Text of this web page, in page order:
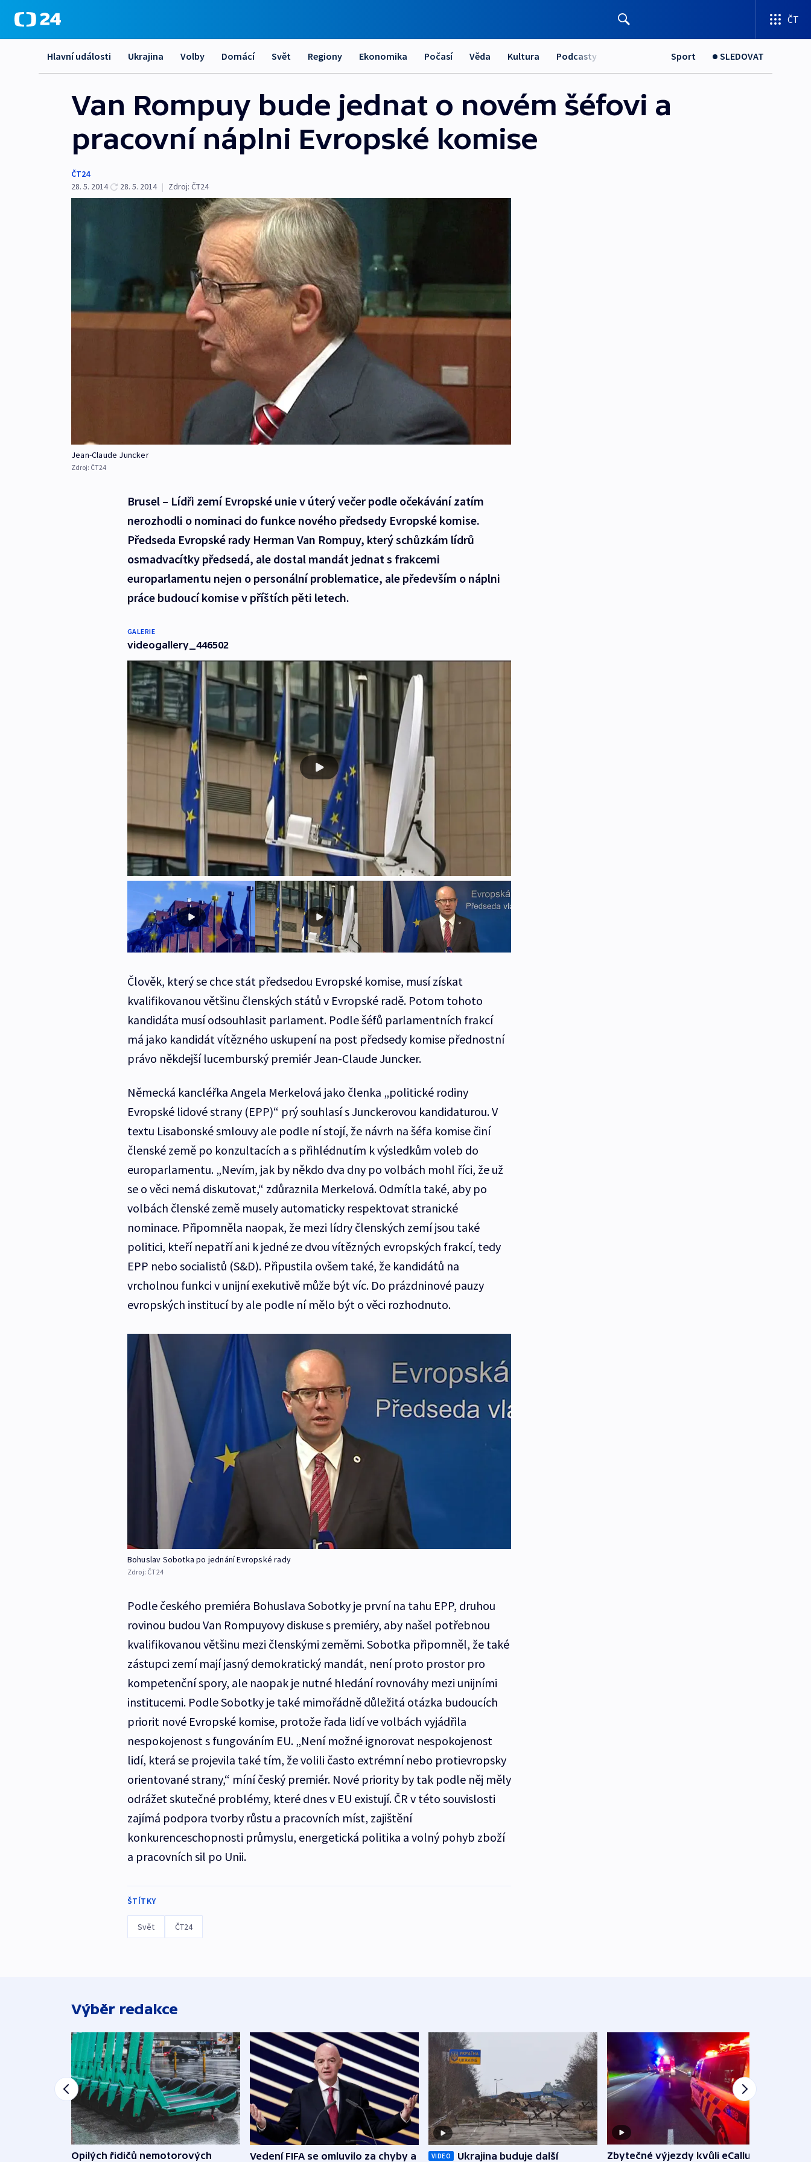
ČT
Hlavní události Ukrajina Volby Domácí Svět Regiony Ekonomika Počasí Věda Kultura Podcasty Sport SLEDOVAT
Van Rompuy bude jednat o novém šéfovi a
pracovní náplni Evropské komise
ČT24
28. 5. 2014
28. 5. 2014 | Zdroj: ČT24
Jean-Claude Juncker
Zdroj: ČT24
Brusel – Lídři zemí Evropské unie v úterý večer podle očekávání zatím
nerozhodli o nominaci do funkce nového předsedy Evropské komise.
Předseda Evropské rady Herman Van Rompuy, který schůzkám lídrů
osmadvacítky předsedá, ale dostal mandát jednat s frakcemi
europarlamentu nejen o personální problematice, ale především o náplni
práce budoucí komise v příštích pěti letech.
GALERIE
videogallery_446502
Člověk, který se chce stát předsedou Evropské komise, musí získat
kvalifikovanou většinu členských států v Evropské radě. Potom tohoto
kandidáta musí odsouhlasit parlament. Podle šéfů parlamentních frakcí
má jako kandidát vítězného uskupení na post předsedy komise přednostní
právo někdejší lucemburský premiér Jean-Claude Juncker.
Německá kancléřka Angela Merkelová jako členka „politické rodiny
Evropské lidové strany (EPP)“ prý souhlasí s Junckerovou kandidaturou. V
textu Lisabonské smlouvy ale podle ní stojí, že návrh na šéfa komise činí
členské země po konzultacích a s přihlédnutím k výsledkům voleb do
europarlamentu. „Nevím, jak by někdo dva dny po volbách mohl říci, že už
se o věci nemá diskutovat,“ zdůraznila Merkelová. Odmítla také, aby po
volbách členské země musely automaticky respektovat stranické
nominace. Připomněla naopak, že mezi lídry členských zemí jsou také
politici, kteří nepatří ani k jedné ze dvou vítězných evropských frakcí, tedy
EPP nebo socialistů (S&D). Připustila ovšem také, že kandidátů na
vrcholnou funkci v unijní exekutivě může být víc. Do prázdninové pauzy
evropských institucí by ale podle ní mělo být o věci rozhodnuto.
Bohuslav Sobotka po jednání Evropské rady
Zdroj: ČT24
Podle českého premiéra Bohuslava Sobotky je první na tahu EPP, druhou
rovinou budou Van Rompuyovy diskuse s premiéry, aby našel potřebnou
kvalifikovanou většinu mezi členskými zeměmi. Sobotka připomněl, že také
zástupci zemí mají jasný demokratický mandát, není proto prostor pro
kompetenční spory, ale naopak je nutné hledání rovnováhy mezi unijními
institucemi. Podle Sobotky je také mimořádně důležitá otázka budoucích
priorit nové Evropské komise, protože řada lidí ve volbách vyjádřila
nespokojenost s fungováním EU. „Není možné ignorovat nespokojenost
lidí, která se projevila také tím, že volili často extrémní nebo protievropsky
orientované strany,“ míní český premiér. Nové priority by tak podle něj měly
odrážet skutečné problémy, které dnes v EU existují. ČR v této souvislosti
zajímá podpora tvorby růstu a pracovních míst, zajištění
konkurenceschopnosti průmyslu, energetická politika a volný pohyb zboží
a pracovních sil po Unii.
ŠTÍTKY
Svět ČT24
Výběr redakce
Opilých řidičů nemotorových Vedení FIFA se omluvilo za chyby a VIDEO Ukrajina buduje další Zbytečné výjezdy kvůli eCallu a